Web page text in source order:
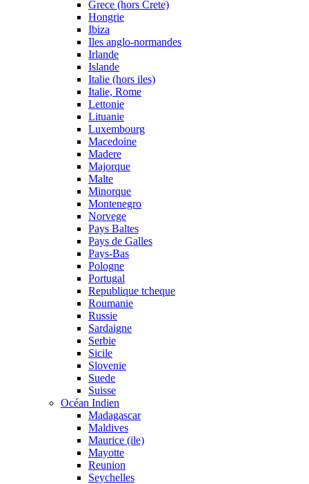
Grece (hors Crete)
Hongrie
Ibiza
Iles anglo-normandes
Irlande
Islande
Italie (hors iles)
Italie, Rome
Lettonie
Lituanie
Luxembourg
Macedoine
Madere
Majorque
Malte
Minorque
Montenegro
Norvege
Pays Baltes
Pays de Galles
Pays-Bas
Pologne
Portugal
Republique tcheque
Roumanie
Russie
Sardaigne
Serbie
Sicile
Slovenie
Suede
Suisse
Océan Indien
Madagascar
Maldives
Maurice (ile)
Mayotte
Reunion
Seychelles